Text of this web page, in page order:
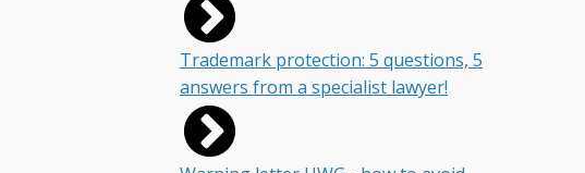
Trademark protection: 5 questions, 5
answers from a specialist lawyer!